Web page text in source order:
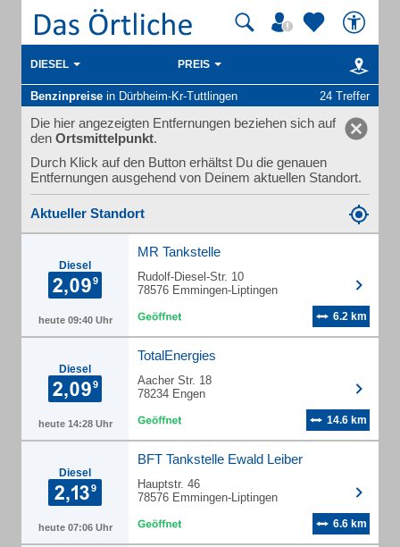
DIESEL PREIS
Benzinpreise in Dürbheim-Kr-Tuttlingen 24 Treffer
Die hier angezeigten Entfernungen beziehen sich auf
den Ortsmittelpunkt.
Durch Klick auf den Button erhältst Du die genauen
Entfernungen ausgehend von Deinem aktuellen Standort.
Aktueller Standort
Diesel
heute 09:40 Uhr
MR Tankstelle
Rudolf-Diesel-Str. 10
78576 Emmingen-Liptingen
6.2 km
Diesel
heute 14:28 Uhr
TotalEnergies
Aacher Str. 18
78234 Engen
14.6 km
Diesel
heute 07:06 Uhr
BFT Tankstelle Ewald Leiber
Hauptstr. 46
78576 Emmingen-Liptingen
6.6 km